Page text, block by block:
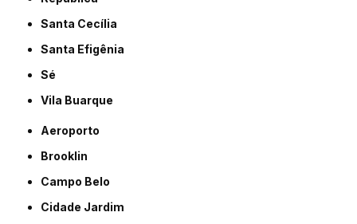
Santa Cecília
Santa Efigênia
Sé
Vila Buarque
Aeroporto
Brooklin
Campo Belo
Cidade Jardim